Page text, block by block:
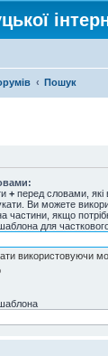
Пошук
+ перед словами, які
Ви можете
частини, якщо
для
використовуючи